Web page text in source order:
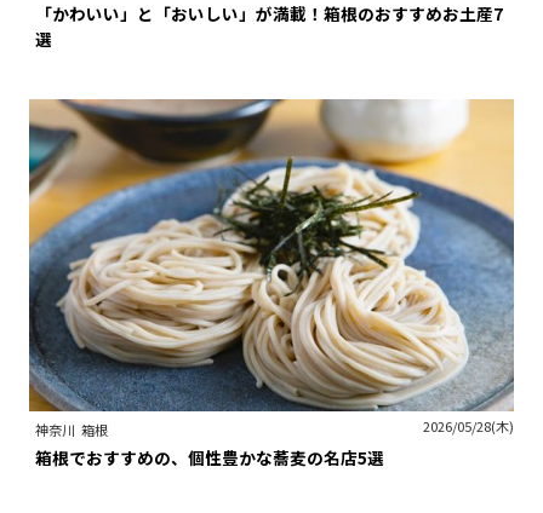
「かわいい」と「おいしい」が満載！箱根のおすすめお土産7
選
神奈川 箱根 2026/05/28(木)
箱根でおすすめの、個性豊かな蕎麦の名店5選